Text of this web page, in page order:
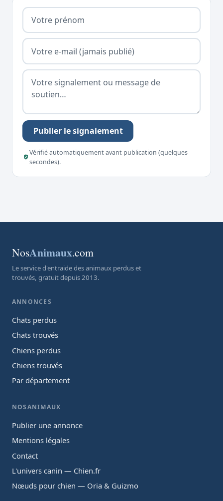
Publier le signalement
Vérifié automatiquement avant publication (quelques
secondes).
NosAnimaux.com
Le service d'entraide des animaux perdus et
trouvés, gratuit depuis 2013.
ANNONCES
Chats perdus
Chats trouvés
Chiens perdus
Chiens trouvés
Par département
NOSANIMAUX
Publier une annonce
Mentions légales
Contact
L'univers canin — Chien.fr
Nœuds pour chien — Oria & Guizmo